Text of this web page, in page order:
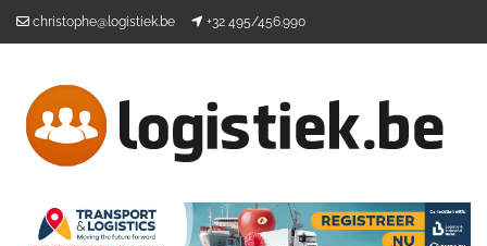
christophe@logistiek.be +32 495/456.990